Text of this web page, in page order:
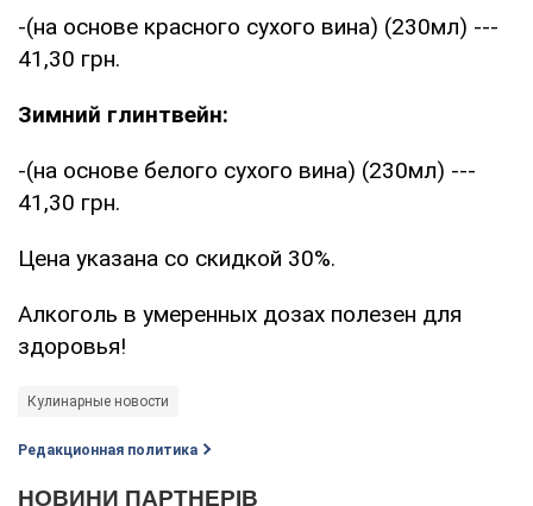
-(на основе красного сухого вина) (230мл) ---
41,30 грн.
Зимний глинтвейн:
-(на основе белого сухого вина) (230мл) ---
41,30 грн.
Цена указана со скидкой 30%.
Алкоголь в умеренных дозах полезен для
здоровья!
Кулинарные новости
Редакционная политика